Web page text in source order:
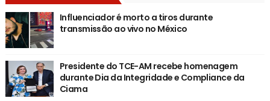
Influenciador é morto a tiros durante
transmissão ao vivo no México
Presidente do TCE-AM recebe homenagem
durante Dia da Integridade e Compliance da
Ciama